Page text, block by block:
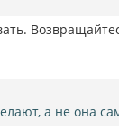
а не она